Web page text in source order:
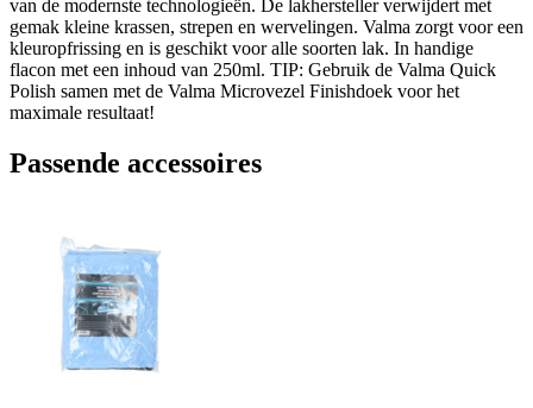
van de modernste technologieën. De lakhersteller verwijdert met
gemak kleine krassen, strepen en wervelingen. Valma zorgt voor een
kleuropfrissing en is geschikt voor alle soorten lak. In handige
flacon met een inhoud van 250ml. TIP: Gebruik de Valma Quick
Polish samen met de Valma Microvezel Finishdoek voor het
maximale resultaat!
Passende accessoires